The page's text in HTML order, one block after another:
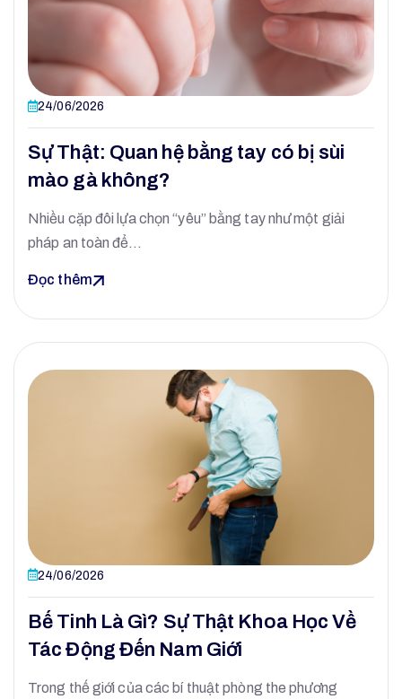
24/06/2026
Sự Thật: Quan hệ bằng tay có bị sùi
mào gà không?
Nhiều cặp đôi lựa chọn “yêu” bằng tay như một giải
pháp an toàn để…
Đọc thêm
24/06/2026
Bế Tinh Là Gì? Sự Thật Khoa Học Về
Tác Động Đến Nam Giới
Trong thế giới của các bí thuật phòng the phương